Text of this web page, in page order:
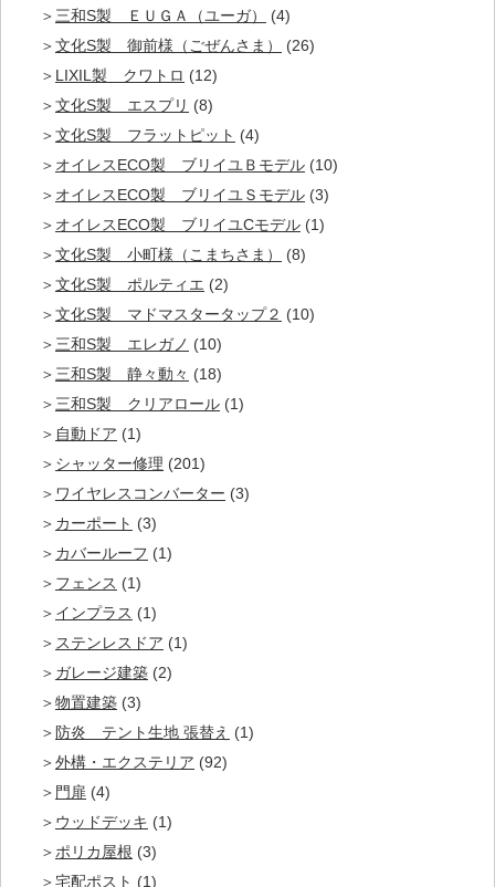
三和S製 ＥＵＧＡ（ユーガ）
(4)
文化S製 御前様（ごぜんさま）
(26)
LIXIL製 クワトロ (12)
文化S製 エスプリ (8)
文化S製 フラットピット (4)
オイレスECO製 ブリイユＢモデル (10)
オイレスECO製 ブリイユＳモデル (3)
オイレスECO製 ブリイユCモデル (1)
文化S製 小町様（こまちさま）
(8)
文化S製 ポルティエ (2)
文化S製 マドマスタータップ２ (10)
三和S製 エレガノ (10)
三和S製 静々動々 (18)
三和S製 クリアロール (1)
自動ドア (1)
シャッター修理 (201)
ワイヤレスコンバーター (3)
カーポート (3)
カバールーフ (1)
フェンス (1)
インプラス (1)
ステンレスドア (1)
ガレージ建築 (2)
物置建築 (3)
防炎 テント生地 張替え (1)
外構・エクステリア (92)
門扉 (4)
ウッドデッキ (1)
ポリカ屋根 (3)
宅配ポスト (1)